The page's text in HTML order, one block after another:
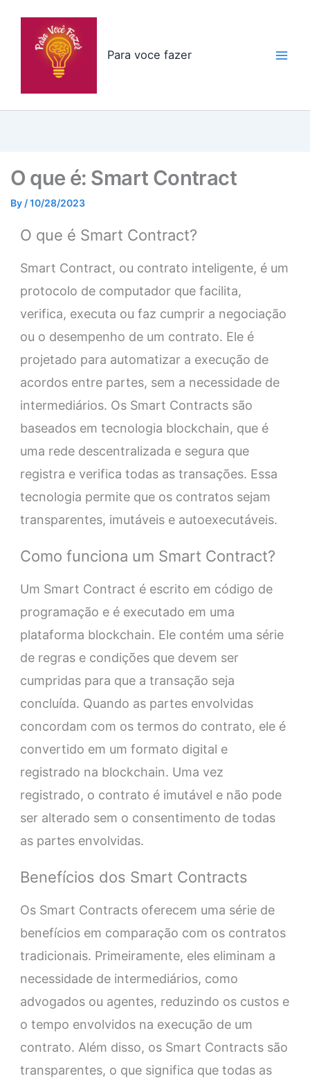
Para voce fazer
O que é: Smart Contract
By /10/28/2023
O que é Smart Contract?
Smart Contract, ou contrato inteligente, é um
protocolo de computador que facilita,
verifica, executa ou faz cumprir a negociação
ou o desempenho de um contrato. Ele é
projetado para automatizar a execução de
acordos entre partes, sem a necessidade de
intermediários. Os Smart Contracts são
baseados em tecnologia blockchain, que é
uma rede descentralizada e segura que
registra e verifica todas as transações. Essa
tecnologia permite que os contratos sejam
transparentes, imutáveis e autoexecutáveis.
Como funciona um Smart Contract?
Um Smart Contract é escrito em código de
programação e é executado em uma
plataforma blockchain. Ele contém uma série
de regras e condições que devem ser
cumpridas para que a transação seja
concluída. Quando as partes envolvidas
concordam com os termos do contrato, ele é
convertido em um formato digital e
registrado na blockchain. Uma vez
registrado, o contrato é imutável e não pode
ser alterado sem o consentimento de todas
as partes envolvidas.
Benefícios dos Smart Contracts
Os Smart Contracts oferecem uma série de
benefícios em comparação com os contratos
tradicionais. Primeiramente, eles eliminam a
necessidade de intermediários, como
advogados ou agentes, reduzindo os custos e
o tempo envolvidos na execução de um
contrato. Além disso, os Smart Contracts são
transparentes, o que significa que todas as